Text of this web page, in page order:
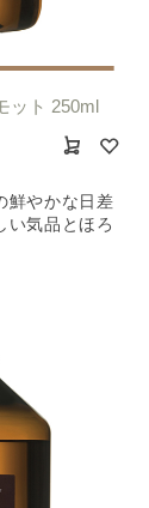
ット 250ml
鮮やかな日差
い気品とほろ